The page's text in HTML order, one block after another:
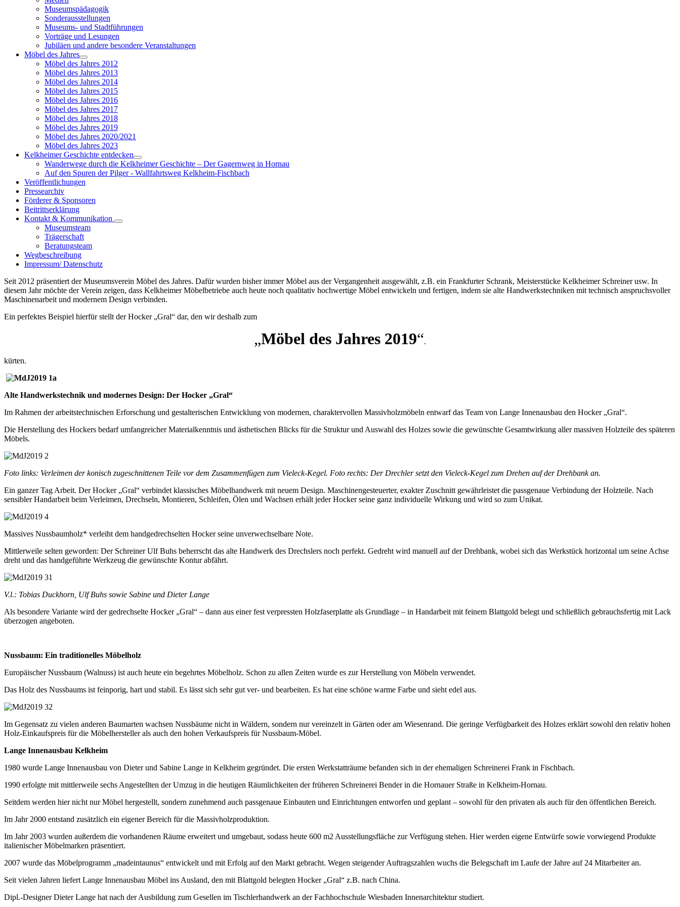
Museumspädagogik
Sonderausstellungen
Museums- und Stadtführungen
Vorträge und Lesungen
Jubiläen und andere besondere Veranstaltungen
Möbel des Jahres
Möbel des Jahres 2012
Möbel des Jahres 2013
Möbel des Jahres 2014
Möbel des Jahres 2015
Möbel des Jahres 2016
Möbel des Jahres 2017
Möbel des Jahres 2018
Möbel des Jahres 2019
Möbel des Jahres 2020/2021
Möbel des Jahres 2023
Kelkheimer Geschichte entdecken
Wanderwege durch die Kelkheimer Geschichte – Der Gagernweg in Hornau
Auf den Spuren der Pilger - Wallfahrtsweg Kelkheim-Fischbach
Veröffentlichungen
Pressearchiv
Förderer & Sponsoren
Beitrittserklärung
Kontakt & Kommunikation
Museumsteam
Trägerschaft
Beratungsteam
Wegbeschreibung
Impressum/ Datenschutz
Seit 2012 präsentiert der Museumsverein Möbel des Jahres. Dafür wurden bisher immer Möbel aus der Vergangenheit ausgewählt, z.B. ein Frankfurter Schrank, Meisterstücke Kelkheimer Schreiner usw. In
diesem Jahr möchte der Verein zeigen, dass Kelkheimer Möbelbetriebe auch heute noch qualitativ hochwertige Möbel entwickeln und fertigen, indem sie alte Handwerkstechniken mit technisch anspruchsvoller
Maschinenarbeit und modernem Design verbinden.
Ein perfektes Beispiel hierfür stellt der Hocker „Gral“ dar, den wir deshalb zum
„Möbel des Jahres 2019“.
kürten.
Alte Handwerkstechnik und modernes Design: Der Hocker „Gral“
Im Rahmen der arbeitstechnischen Erforschung und gestalterischen Entwicklung von modernen, charaktervollen Massivholzmöbeln entwarf das Team von Lange Innenausbau den Hocker „Gral“.
Die Herstellung des Hockers bedarf umfangreicher Materialkenntnis und ästhetischen Blicks für die Struktur und Auswahl des Holzes sowie die gewünschte Gesamtwirkung aller massiven Holzteile des späteren
Möbels.
Foto links: Verleimen der konisch zugeschnittenen Teile vor dem Zusammenfügen zum Vieleck-Kegel. Foto rechts: Der Drechler setzt den Vieleck-Kegel zum Drehen auf der Drehbank an.
Ein ganzer Tag Arbeit. Der Hocker „Gral“ verbindet klassisches Möbelhandwerk mit neuem Design. Maschinengesteuerter, exakter Zuschnitt gewährleistet die passgenaue Verbindung der Holzteile. Nach
sensibler Handarbeit beim Verleimen, Drechseln, Montieren, Schleifen, Ölen und Wachsen erhält jeder Hocker seine ganz individuelle Wirkung und wird so zum Unikat.
Massives Nussbaumholz* verleiht dem handgedrechselten Hocker seine unverwechselbare Note.
Mittlerweile selten geworden: Der Schreiner Ulf Buhs beherrscht das alte Handwerk des Drechslers noch perfekt. Gedreht wird manuell auf der Drehbank, wobei sich das Werkstück horizontal um seine Achse
dreht und das handgeführte Werkzeug die gewünschte Kontur abfährt.
V.l.: Tobias Duckhorn, Ulf Buhs sowie Sabine und Dieter Lange
Als besondere Variante wird der gedrechselte Hocker „Gral“ – dann aus einer fest verpressten Holzfaserplatte als Grundlage – in Handarbeit mit feinem Blattgold belegt und schließlich gebrauchsfertig mit Lack
überzogen angeboten.
Nussbaum: Ein traditionelles Möbelholz
Europäischer Nussbaum (Walnuss) ist auch heute ein begehrtes Möbelholz. Schon zu allen Zeiten wurde es zur Herstellung von Möbeln verwendet.
Das Holz des Nussbaums ist feinporig, hart und stabil. Es lässt sich sehr gut ver- und bearbeiten. Es hat eine schöne warme Farbe und sieht edel aus.
Im Gegensatz zu vielen anderen Baumarten wachsen Nussbäume nicht in Wäldern, sondern nur vereinzelt in Gärten oder am Wiesenrand. Die geringe Verfügbarkeit des Holzes erklärt sowohl den relativ hohen
Holz-Einkaufspreis für die Möbelhersteller als auch den hohen Verkaufspreis für Nussbaum-Möbel.
Lange Innenausbau Kelkheim
1980 wurde Lange Innenausbau von Dieter und Sabine Lange in Kelkheim gegründet. Die ersten Werkstatträume befanden sich in der ehemaligen Schreinerei Frank in Fischbach.
1990 erfolgte mit mittlerweile sechs Angestellten der Umzug in die heutigen Räumlichkeiten der früheren Schreinerei Bender in die Hornauer Straße in Kelkheim-Hornau.
Seitdem werden hier nicht nur Möbel hergestellt, sondern zunehmend auch passgenaue Einbauten und Einrichtungen entworfen und geplant – sowohl für den privaten als auch für den öffentlichen Bereich.
Im Jahr 2000 entstand zusätzlich ein eigener Bereich für die Massivholzproduktion.
Im Jahr 2003 wurden außerdem die vorhandenen Räume erweitert und umgebaut, sodass heute 600 m2 Ausstellungsfläche zur Verfügung stehen. Hier werden eigene Entwürfe sowie vorwiegend Produkte
italienischer Möbelmarken präsentiert.
2007 wurde das Möbelprogramm „madeintaunus“ entwickelt und mit Erfolg auf den Markt gebracht. Wegen steigender Auftragszahlen wuchs die Belegschaft im Laufe der Jahre auf 24 Mitarbeiter an.
Seit vielen Jahren liefert Lange Innenausbau Möbel ins Ausland, den mit Blattgold belegten Hocker „Gral“ z.B. nach China.
Dipl.-Designer Dieter Lange hat nach der Ausbildung zum Gesellen im Tischlerhandwerk an der Fachhochschule Wiesbaden Innenarchitektur studiert.